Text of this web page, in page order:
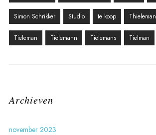
Simon Schrikker Studio te koop Thieleman
Tieleman Tielemann Tielemans Tielman
Archieven
november 2023